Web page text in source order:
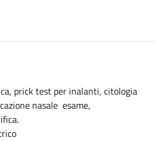
prick test per inalanti, citologia
nasale esame,